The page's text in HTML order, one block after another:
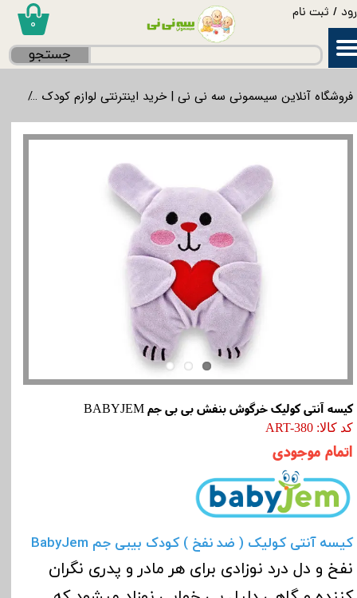
/ ثبت نام
حساب کاربری من
۰
جستجو
فروشگاه آنلاین سیسمونی سه نی نی | خرید اینترنتی لوازم کودک
کیسه آنتی کولیک خرگوش بنفش بی بی جم BABYJEM
کد کالا: ART-380
اتمام موجودی
کیسه آنتی کولیک ( ضد نفخ ) کودک بیبی جم BabyJem
نفخ و دل درد نوزادی برای هر مادر و پدری نگران